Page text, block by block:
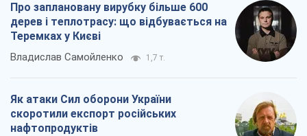
Про заплановану вирубку більше 600
дерев і теплотрасу: що відбувається на
Теремках у Києві
Владислав Самойленко 1,7 т.
Як атаки Сил оборони України
скоротили експорт російських
нафтопродуктів